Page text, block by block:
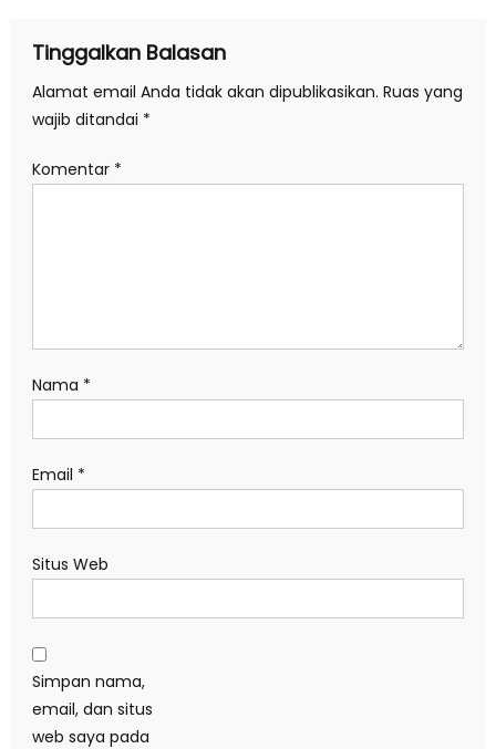
Tinggalkan Balasan
Alamat email Anda tidak akan dipublikasikan. Ruas yang
wajib ditandai *
Komentar *
Nama *
Email *
Situs Web
Simpan nama,
email, dan situs
web saya pada